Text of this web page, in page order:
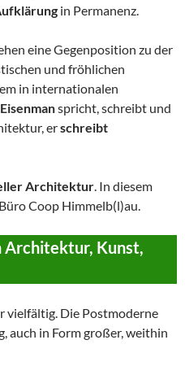
in Permanenz.
eine Gegenposition zu der
und fröhlichen
in internationalen
spricht, schreibt und
erschreibt
Architektur. In diesem
Coop Himmelb(l)au.
Architektur, Kunst,
vielfältig. Die Postmoderne
auch in Form großer, weithin